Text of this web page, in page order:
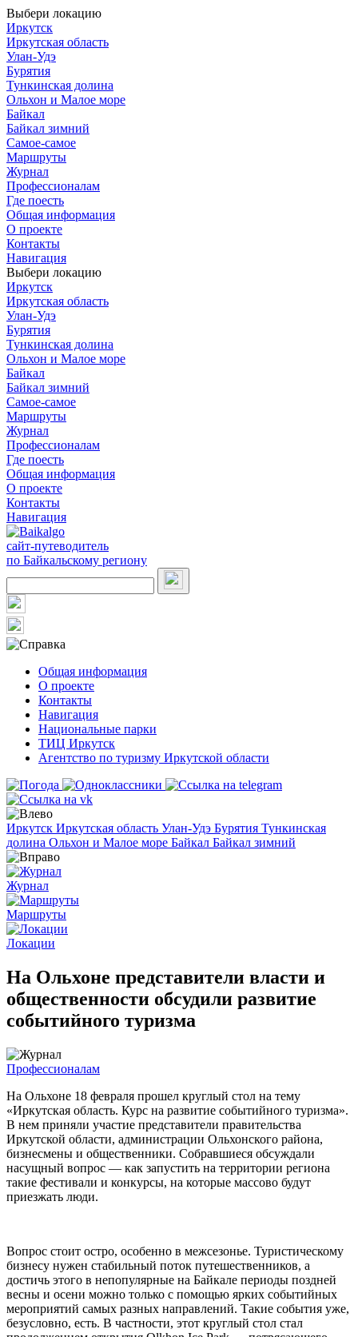
Выбери локацию
Иркутск
Иркутская область
Улан-Удэ
Бурятия
Тункинская долина
Ольхон и Малое море
Байкал
Байкал зимний
Самое-самое
Маршруты
Журнал
Профессионалам
Где поесть
Общая информация
О проекте
Контакты
Навигация
Выбери локацию
Иркутск
Иркутская область
Улан-Удэ
Бурятия
Тункинская долина
Ольхон и Малое море
Байкал
Байкал зимний
Самое-самое
Маршруты
Журнал
Профессионалам
Где поесть
Общая информация
О проекте
Контакты
Навигация
сайт-путеводитель
по Байкальскому региону
Общая информация
О проекте
Контакты
Навигация
Национальные парки
ТИЦ Иркутск
Агентство по туризму Иркутской области
Иркутск Иркутская область Улан-Удэ Бурятия Тункинская
долина Ольхон и Малое море Байкал Байкал зимний
Журнал
Маршруты
Локации
На Ольхоне представители власти и
общественности обсудили развитие
событийного туризма
Профессионалам
На Ольхоне 18 февраля прошел круглый стол на тему
«Иркутская область. Курс на развитие событийного туризма».
В нем приняли участие представители правительства
Иркутской области, администрации Ольхонского района,
бизнесмены и общественники. Собравшиеся обсуждали
насущный вопрос — как запустить на территории региона
такие фестивали и конкурсы, на которые массово будут
приезжать люди.
Вопрос стоит остро, особенно в межсезонье. Туристическому
бизнесу нужен стабильный поток путешественников, а
достичь этого в непопулярные на Байкале периоды поздней
весны и осени можно только с помощью ярких событийных
мероприятий самых разных направлений. Такие события уже,
безусловно, есть. В частности, этот круглый стол стал